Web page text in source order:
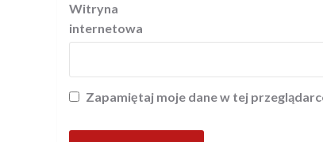
Witryna
internetowa
Zapamiętaj moje dane w tej